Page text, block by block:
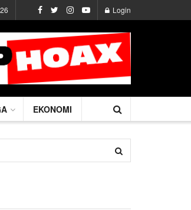
Login
EKONOMI